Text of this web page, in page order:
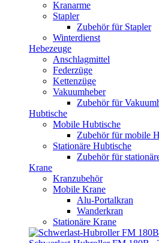
Kranarme
Stapler
Zubehör für Stapler
Winterdienst
Hebezeuge
Anschlagmittel
Federzüge
Kettenzüge
Vakuumheber
Zubehör für
Hubtische
Mobile Hubtische
Zubehör für mobile
Stationäre Hubtische
Zubehör für
Krane
Kranzubehör
Mobile Krane
Alu-Portalkran
Wanderkran
Stationäre Krane